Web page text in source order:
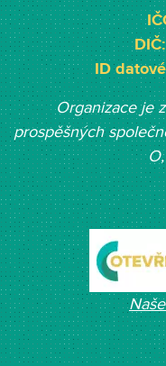
ID
Organizace je
prospěšných